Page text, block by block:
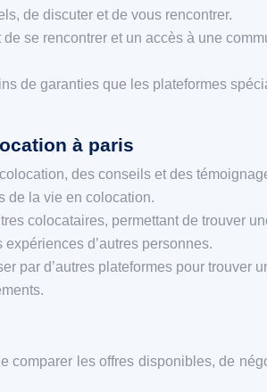
de discuter et de vous rencontrer.
se rencontrer et un accès à une
de garanties que les plateformes
à paris
des conseils et des
de la vie en colocation.
colocataires, permettant de trouver
d’autres personnes.
par d’autres plateformes pour trouver
les offres disponibles, de